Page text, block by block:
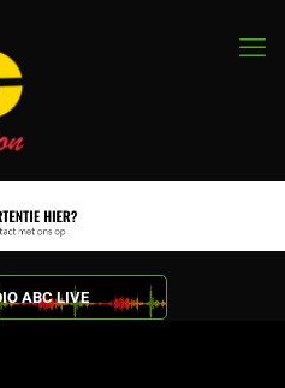
ABC LIVE